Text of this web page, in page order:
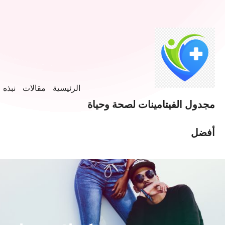
المحتوى
مجدول الفيتامينات لصحة وحياة
أفضل
الرئيسية مقالات نبذه